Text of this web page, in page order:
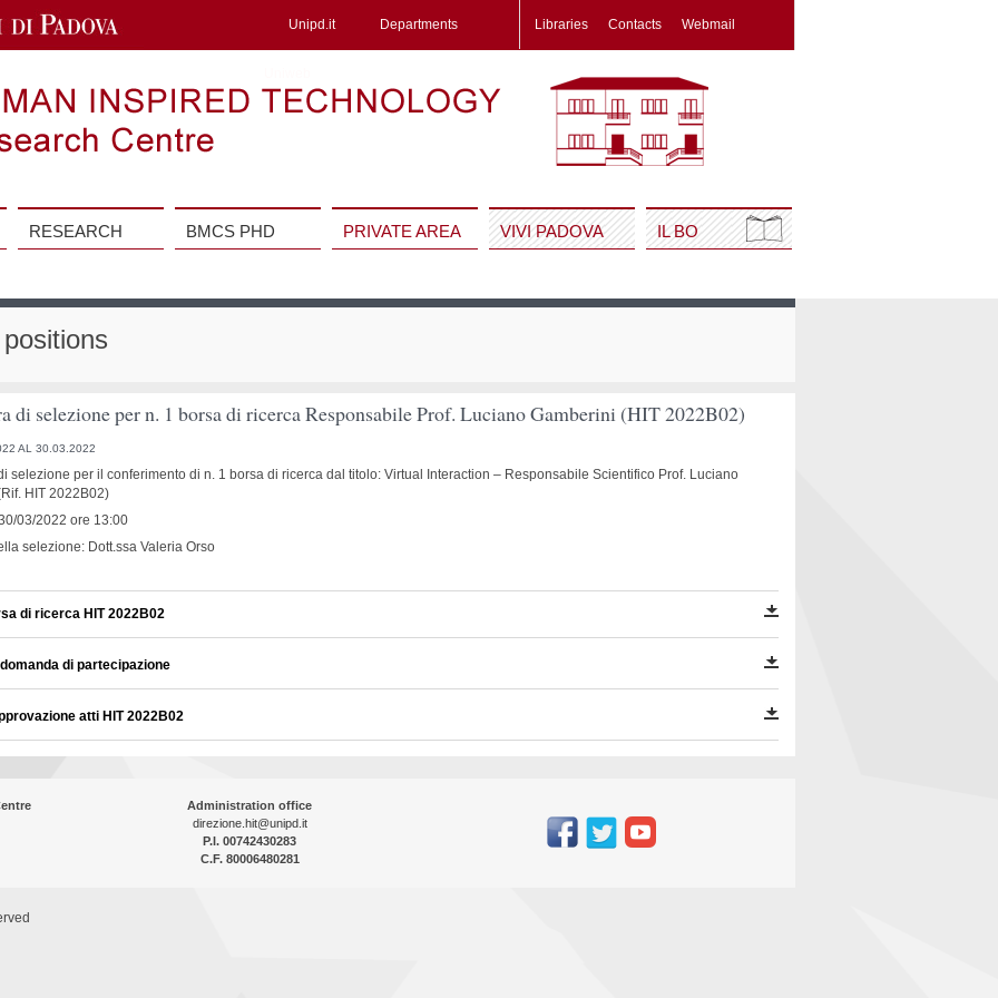
Unipd.it Departments Libraries Contacts Webmail
RESEARCH BMCS PHD PRIVATE AREA VIVI PADOVA IL BO
di selezione per n. 1 borsa di ricerca Responsabile Prof. Luciano Gamberini (HIT 2022B02)
AL 30.03.2022
selezione per il conferimento di n. 1 borsa di ricerca dal titolo: Virtual Interaction – Responsabile Scientifico Prof. Luciano
HIT 2022B02)
03/2022 ore 13:00
selezione: Dott.ssa Valeria Orso
di ricerca HIT 2022B02
di partecipazione
atti HIT 2022B02
Administration office
direzione.hit@unipd.it
P.I. 00742430283
C.F. 80006480281